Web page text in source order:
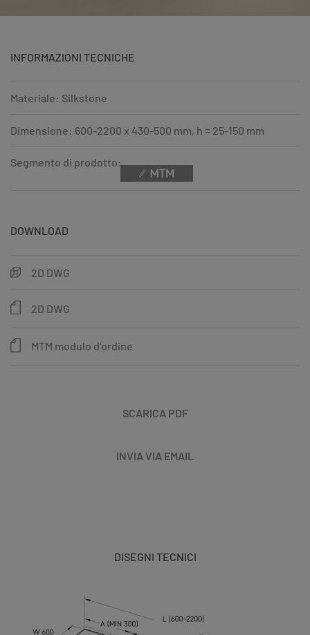
INFORMAZIONI TECNICHE
Materiale: Silkstone
Dimensione: 600-2200 x 430-500 mm, h = 25-150 mm
Segmento di prodotto:
DOWNLOAD
2D DWG
2D DWG
MTM modulo d’ordine
SCARICA PDF
INVIA VIA EMAIL
DISEGNI TECNICI